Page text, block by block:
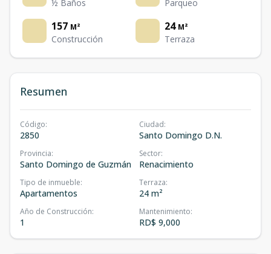
½ Baños Parqueo
157 M²
Construcción
24 M²
Terraza
Resumen
Código:
2850
Ciudad:
Santo Domingo D.N.
Provincia:
Santo Domingo de Guzmán
Sector:
Renacimiento
Tipo de inmueble:
Apartamentos
Terraza:
24 m²
Año de Construcción:
1
Mantenimiento:
RD$ 9,000